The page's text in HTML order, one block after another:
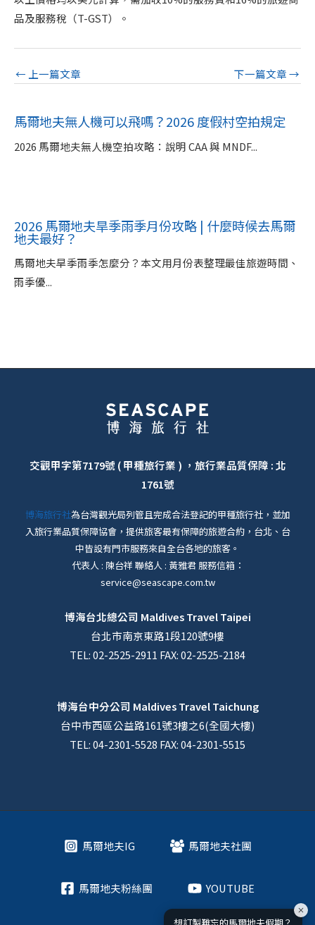
品及服務稅（T-GST）。
← 上一篇文章 下一篇文章→
馬爾地夫無人機可以飛嗎？2026 度假村空拍規定
2026 馬爾地夫無人機空拍攻略：說明 CAA 與 MNDF...
2026 馬爾地夫旱季雨季月份攻略 | 什麼時候去馬爾
地夫最好？
馬爾地夫旱季雨季怎麼分？本文用月份表整理最佳旅遊時間、
雨季優...
交觀甲字第7179號 ( 甲種旅行業 ) ，旅行業品質保障 : 北
1761號
博海旅行社為台灣觀光局列管且完成合法登記的甲種旅行社，並加
入旅行業品質保障協會，提供旅客最有保障的旅遊合約，台北、台
中皆設有門市服務來自全台各地的旅客。
代表人 : 陳台祥 聯絡人 : 黃雅君 服務信箱：
service@seascape.com.tw
博海台北總公司 Maldives Travel Taipei
台北市南京東路1段120號9樓
TEL: 02-2525-2911 FAX: 02-2525-2184
博海台中分公司 Maldives Travel Taichung
台中市西區公益路161號3樓之6(全國大樓)
TEL: 04-2301-5528 FAX: 04-2301-5515
馬爾地夫IG 馬爾地夫社團
馬爾地夫粉絲團 YOUTUBE